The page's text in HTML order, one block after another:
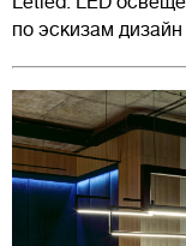
по эскизам дизайн